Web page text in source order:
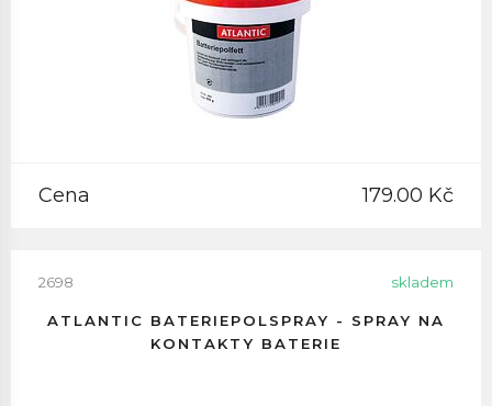
Cena 179.00 Kč
2698 skladem
ATLANTIC BATERIEPOLSPRAY - SPRAY NA
KONTAKTY BATERIE